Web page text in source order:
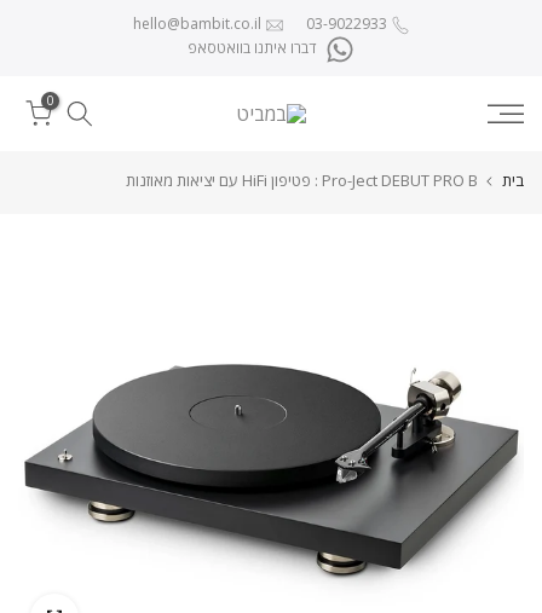
03-9022933
hello@bambit.co.il
דברו איתנו בוואטסאפ
0
בית Pro-Ject DEBUT PRO B : פטיפון HiFi עם יציאות מאוזנות